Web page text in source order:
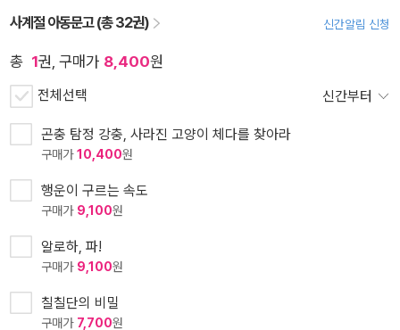
사계절 아동문고 (총 32권) 신간알림 신청
총 1권, 구매가 8,400원
전체선택 신간부터
곤충 탐정 강충, 사라진 고양이 체다를 찾아라
구매가10,400원
행운이 구르는 속도
구매가 9,100원
알로하, 파!
구매가 9,100원
칠칠단의 비밀
구매가 7,700원